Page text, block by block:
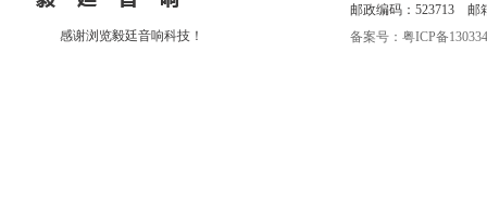
感谢浏览毅廷音响科技！
邮政编码：523713 邮
备案号：粤ICP备